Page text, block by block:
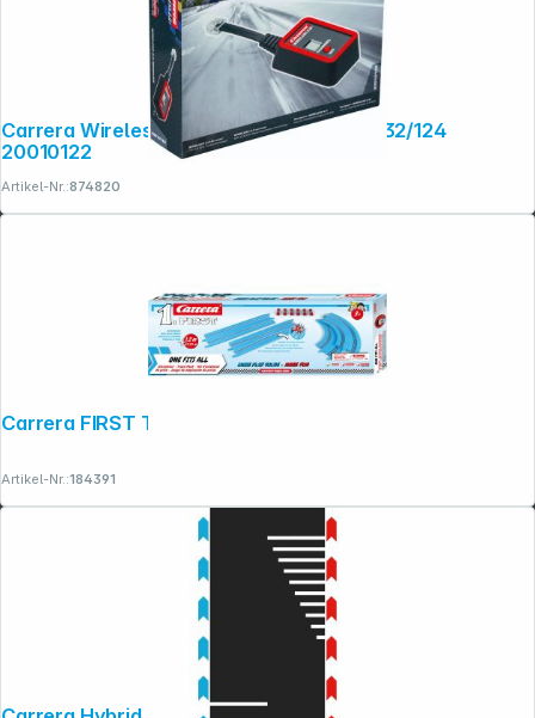
Carrera Wireless 2.0 Empfänger Digital 132/124
20010122
Artikel-Nr.:874820
Carrera FIRST Track Pack
Artikel-Nr.:184391